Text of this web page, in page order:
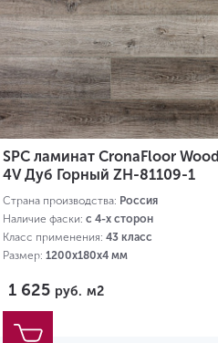
SPC ламинат CronaFloor Wood
4V Дуб Горный ZH-81109-1
Страна производства: Россия
Наличие фаски: с 4-х сторон
Класс применения: 43 класс
Размер: 1200х180х4 мм
1 625 руб. м2